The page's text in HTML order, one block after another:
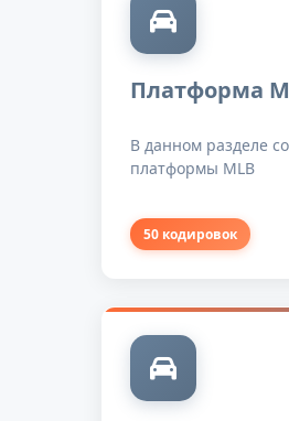
Платформа
В данном разделе
платформы MLB
50 кодировок